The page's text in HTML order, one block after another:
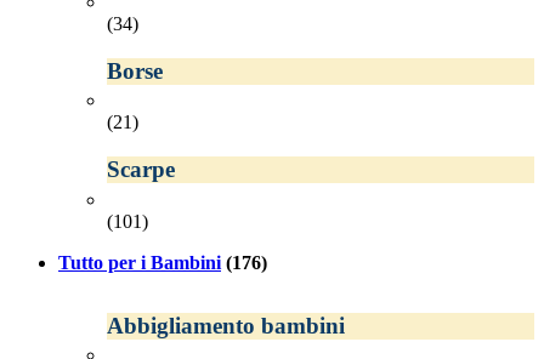
(34)
Borse
(21)
Scarpe
(101)
Tutto per i Bambini (176)
Abbigliamento bambini